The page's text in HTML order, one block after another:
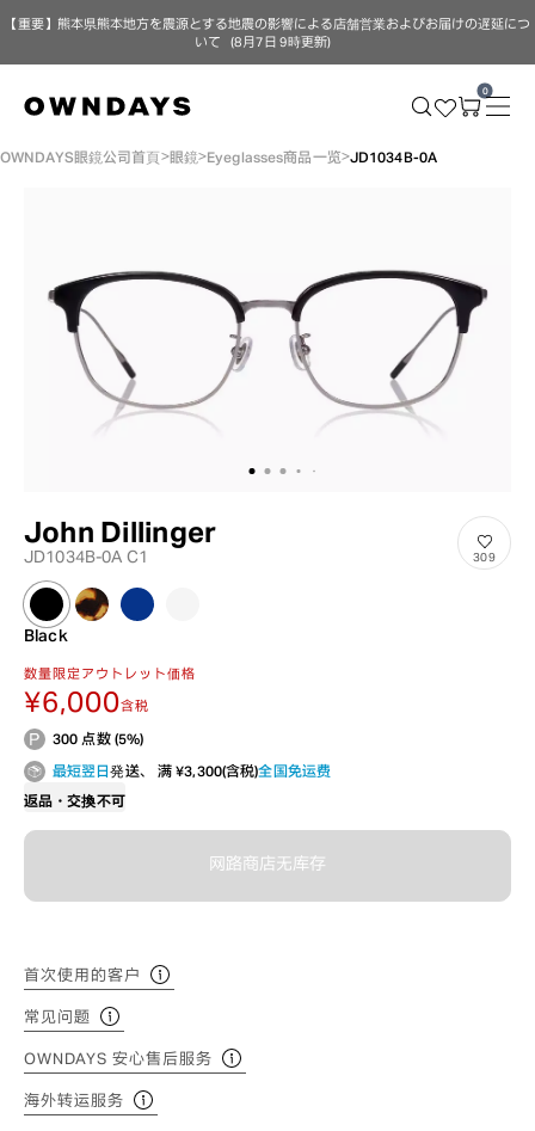
【重要】熊本県熊本地方を震源とする地震の影響による店舗営業およびお届けの遅延につ
いて（8月7日 9時更新）
0
OWNDAYS眼鏡公司首頁 眼鏡 Eyeglasses商品一览 JD1034B-0A
John Dillinger
JD1034B-0A C1 309
Black
数量限定アウトレット価格
¥6,000含税
300 点数 (5%)
最短翌日発送、 满 ¥3,300(含税)全国免运费
返品・交換不可
网路商店无库存
首次使用的客户
常见问题
OWNDAYS 安心售后服务
海外转运服务